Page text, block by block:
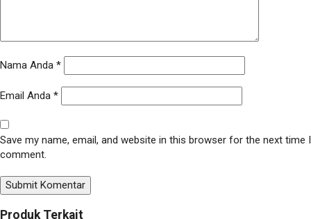
Nama Anda *
Email Anda *
Save my name, email, and website in this browser for the next time I
comment.
Produk Terkait